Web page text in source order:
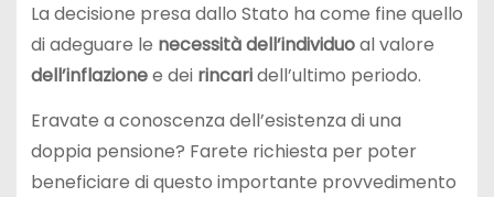
La decisione presa dallo Stato ha come fine quello
di adeguare le necessità dell’individuoal valore
dell’inflazionee dei rincaridell’ultimo periodo.
Eravate a conoscenza dell’esistenza di una
doppia pensione? Farete richiesta per poter
beneficiare di questo importante provvedimento